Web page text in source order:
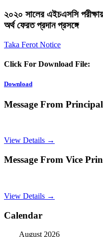
২০২০ সালের এইচএসসি
অর্থ ফেরত প্রদান প্রসঙ্গে
Taka Ferot Notice
Click For Download File:
Download
Message From Principal
View Details →
Message From Vice
View Details →
Calendar
August 2026